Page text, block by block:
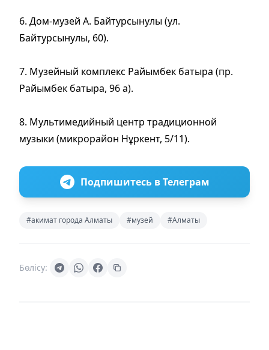
6. Дом-музей А. Байтурсынулы (ул.
Байтурсынулы, 60).
7. Музейный комплекс Райымбек батыра (пр.
Райымбек батыра, 96 а).
8. Мультимедийный центр традиционной
музыки (микрорайон Нұркент, 5/11).
Подпишитесь в Телеграм
#акимат города Алматы #музей #Алматы
Бөлісу: